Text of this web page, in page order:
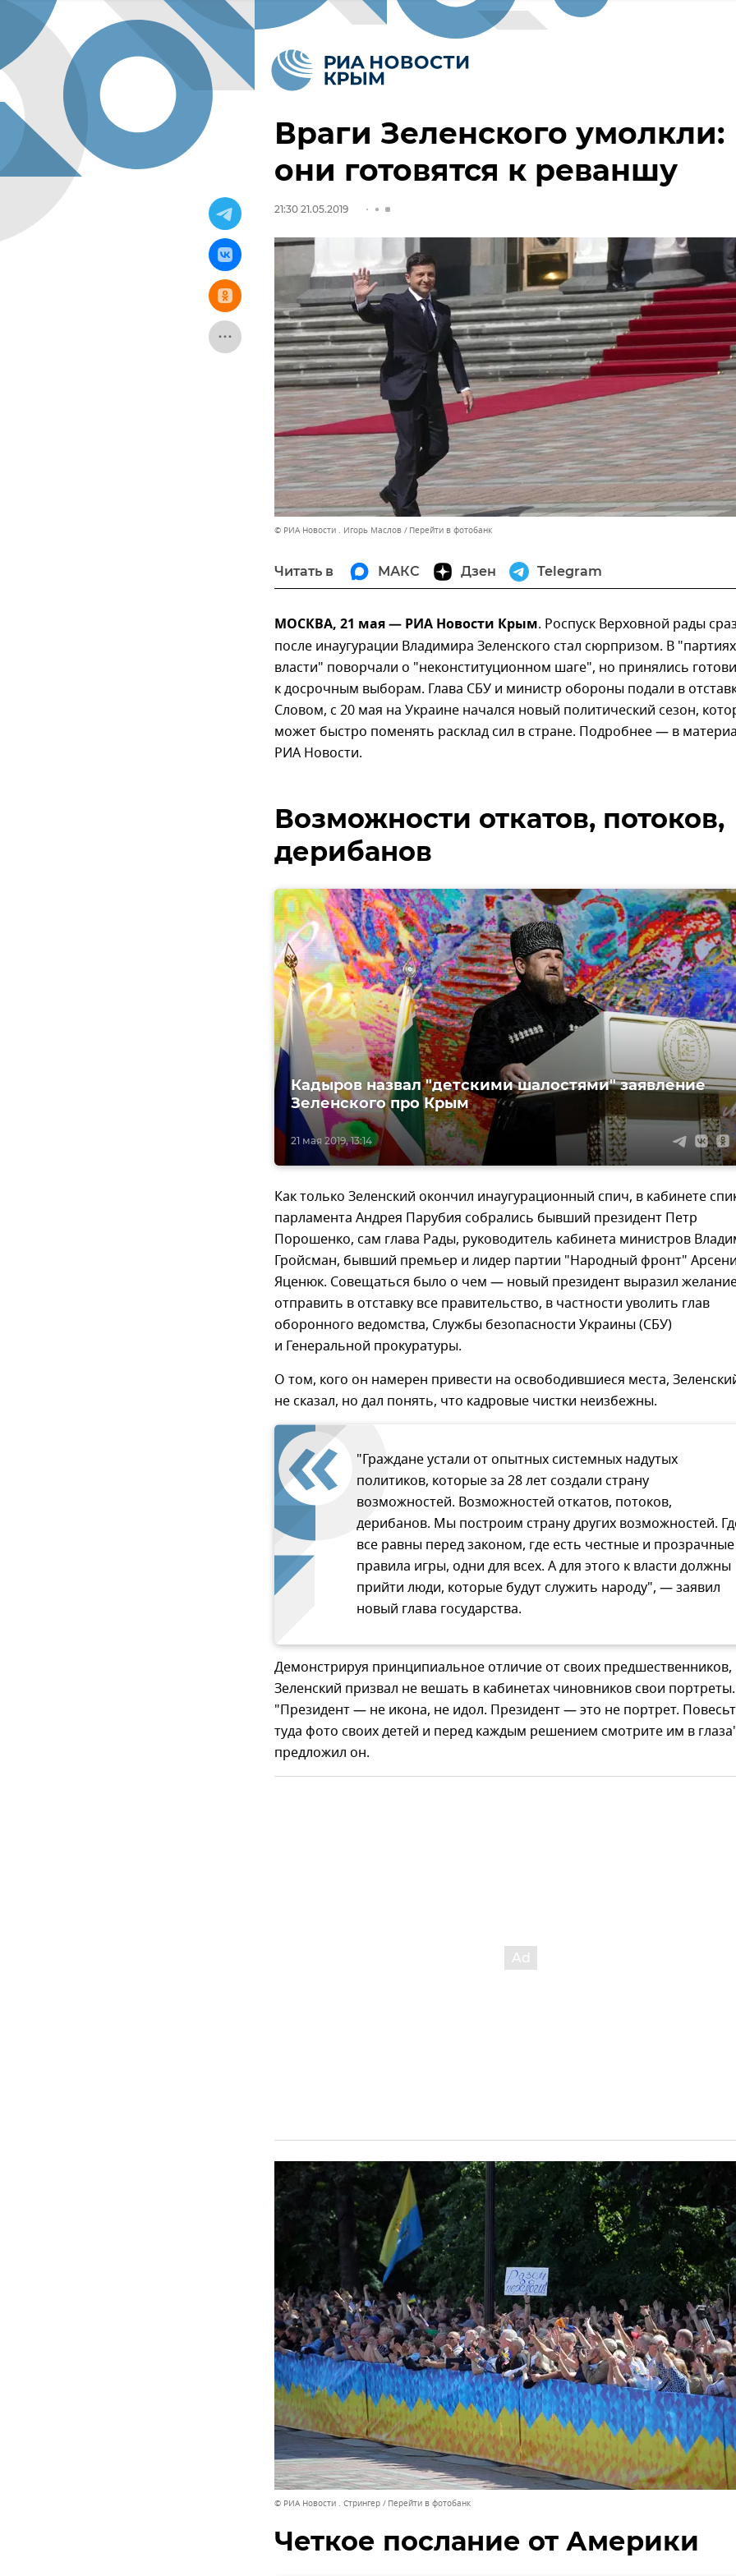
Враги Зеленского умолкли:
они готовятся к реваншу
21:30 21.05.2019
© РИА Новости . Игорь Маслов Перейти в фотобанк
Читать в МАКС Дзен Telegram
МОСКВА, 21 мая — РИА Новости Крым. Роспуск Верховной рады
после инаугурации Владимира Зеленского стал сюрпризом. В "партиях
власти" поворчали о "неконституционном шаге", но принялись
к досрочным выборам. Глава СБУ и министр обороны подали в
Словом, с 20 мая на Украине начался новый политический сезон,
может быстро поменять расклад сил в стране. Подробнее — в
РИА Новости.
Возможности откатов, потоков,
дерибанов
21 мая 2019, 13:14
Кадыров назвал "детскими шалостями" заявление
Зеленского про Крым
Как только Зеленский окончил инаугурационный спич, в кабинете
парламента Андрея Парубия собрались бывший президент Петр
Порошенко, сам глава Рады, руководитель кабинета министров
Гройсман, бывший премьер и лидер партии "Народный фронт"
Яценюк. Совещаться было о чем — новый президент выразил
отправить в отставку все правительство, в частности уволить глав
оборонного ведомства, Службы безопасности Украины (СБУ)
и Генеральной прокуратуры.
О том, кого он намерен привести на освободившиеся места,
не сказал, но дал понять, что кадровые чистки неизбежны.
"Граждане устали от опытных системных надутых
политиков, которые за 28 лет создали страну
возможностей. Возможностей откатов, потоков,
дерибанов. Мы построим страну других возможностей.
все равны перед законом, где есть честные и прозрачные
правила игры, одни для всех. А для этого к власти должны
прийти люди, которые будут служить народу", — заявил
новый глава государства.
Демонстрируя принципиальное отличие от своих предшественников,
Зеленский призвал не вешать в кабинетах чиновников свои портреты.
"Президент — не икона, не идол. Президент — это не портрет.
туда фото своих детей и перед каждым решением смотрите им в
предложил он.
© РИА Новости . Стрингер Перейти в фотобанк
Четкое послание от Америки